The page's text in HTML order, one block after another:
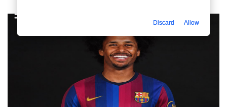
Discard Allow